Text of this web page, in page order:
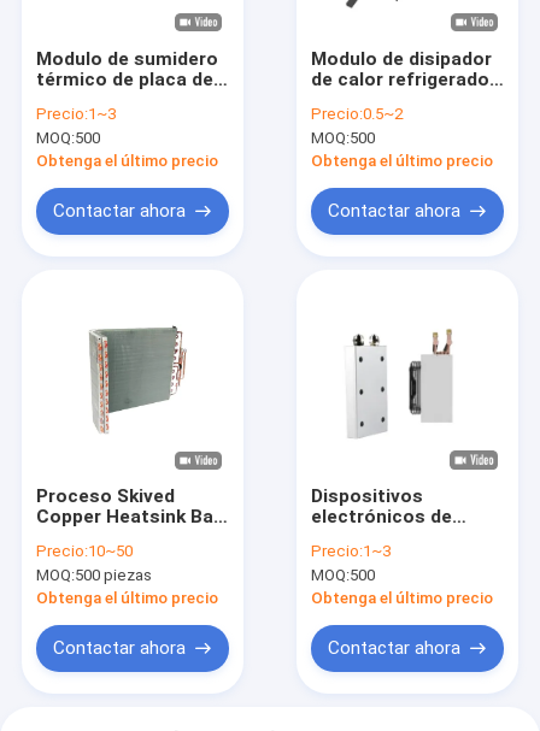
Modulo de sumidero
térmico de placa de
Panel de sumidero
térmico helado
Precio:1~3
MOQ:500
Obtenga el último precio
Contactar ahora
Modulo de disipador
de calor refrigerado
extractor de calor
congelado
Precio:0.5~2
MOQ:500
Obtenga el último precio
Contactar ahora
Proceso Skived
Copper Heatsink Baja
para dispositivos
electrónicos
Precio:10~50
MOQ:500 piezas
Obtenga el último precio
Contactar ahora
Dispositivos
electrónicos de
disipadores de calor
de placas de frío
industriales
Precio:1~3
MOQ:500
Obtenga el último precio
Contactar ahora